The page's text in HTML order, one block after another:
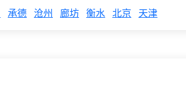
承德 沧州 廊坊 衡水 北京 天津